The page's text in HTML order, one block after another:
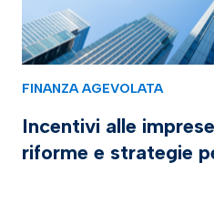
FINANZA AGEVOLATA
Incentivi alle
riforme e strategie